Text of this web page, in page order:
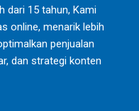
dari 15 tahun, Kami
online, menarik lebih
penjualan
dan strategi konten